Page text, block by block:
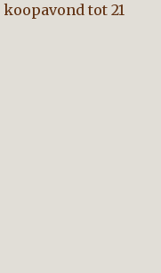
koopavond tot 21